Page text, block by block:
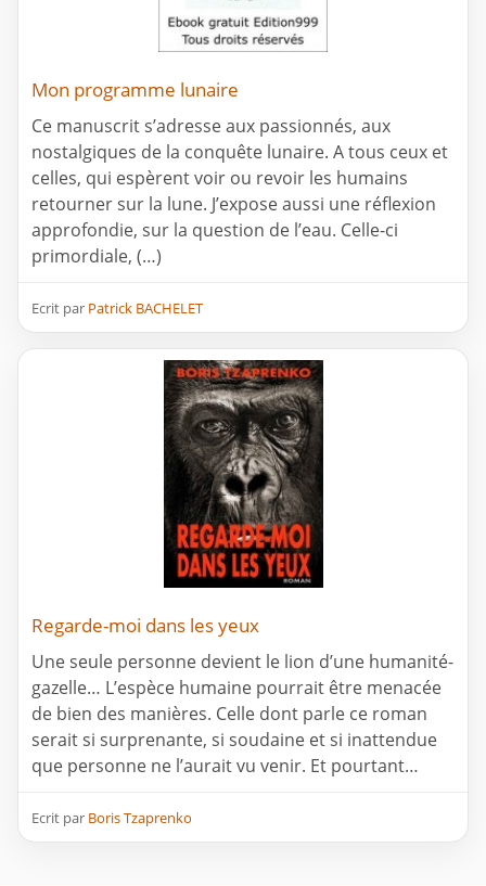
Mon programme lunaire
Ce manuscrit s’adresse aux passionnés, aux
nostalgiques de la conquête lunaire. A tous ceux et
celles, qui espèrent voir ou revoir les humains
retourner sur la lune. J’expose aussi une réflexion
approfondie, sur la question de l’eau. Celle-ci
primordiale, (…)
Ecrit par Patrick BACHELET
Regarde-moi dans les yeux
Une seule personne devient le lion d’une humanité-
gazelle… L’espèce humaine pourrait être menacée
de bien des manières. Celle dont parle ce roman
serait si surprenante, si soudaine et si inattendue
que personne ne l’aurait vu venir. Et pourtant…
Ecrit par Boris Tzaprenko